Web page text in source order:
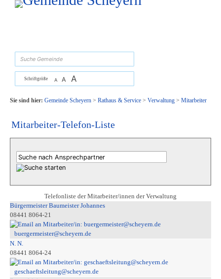
Zum Inhalt, zur Navigationoder zur Startseite springen.
Schriftgröße A A A
Sie sind hier: Gemeinde Scheyern> Rathaus & Service> Verwaltung> Mitarbeiter
Mitarbeiter-Telefon-Liste
Telefonliste der Mitarbeiter/innen der Verwaltung
Bürgermeister Baumeister Johannes
08441 8064-21
buergermeister@scheyern.de
N. N.
08441 8064-24
geschaeftsleitung@scheyern.de